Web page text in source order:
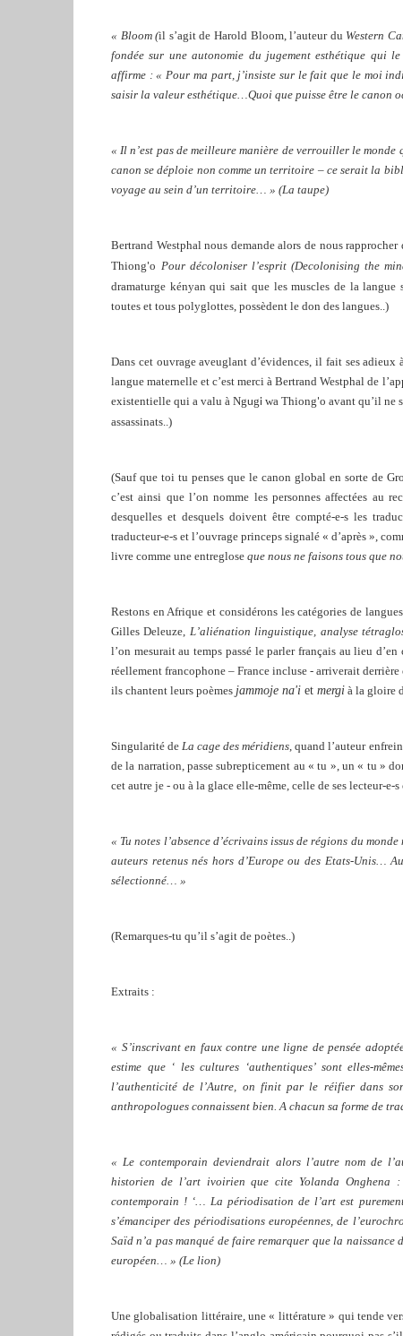
« Bloom (il s’agit de Harold Bloom, l’auteur du Western
fondée sur une autonomie du jugement esthétique qui
affirme : « Pour ma part, j’insiste sur le fait que le moi
saisir la valeur esthétique…Quoi que puisse être le canon
« Il n’est pas de meilleure manière de verrouiller le
canon se déploie non comme un territoire – ce serait la
voyage au sein d’un territoire… » (La taupe)
Bertrand Westphal nous demande alors de nous
Thiong'o Pour décoloniser l’esprit (Decolonising the
dramaturge kényan qui sait que les muscles de la
toutes et tous polyglottes, possèdent le don des langues..)
Dans cet ouvrage aveuglant d’évidences, il fait ses
langue maternelle et c’est merci à Bertrand Westphal de
existentielle qui a valu àNgugi wa Thiong'o avant qu’il ne
assassinats..)
(Sauf que toi tu penses que le canon global en sorte de
c’est ainsi que l’on nomme les personnes affectées au
desquelles et desquels doivent être compté-e-s les
traducteur-e-s et l’ouvrage princeps signalé « d’après »,
livre comme une entreglose que nous ne faisons tous que
Restons en Afrique et considérons les catégories de
Gilles Deleuze, L’aliénation linguistique, analyse
l’on mesurait au temps passé le parler français au lieu
réellement francophone – France incluse - arriverait
ils chantent leurs poèmes jammoje na'i et mergi à la gloire
Singularité de La cage des méridiens , quand l’auteur
de la narration, passe subrepticement au « tu », un « tu »
cet autre je - ou à la glace elle-même, celle de ses lecteur-e-
« Tu notes l’absence d’écrivains issus de régions du
auteurs retenus nés hors d’Europe ou des Etats-Unis…
sélectionné… »
(Remarques-tu qu’il s’agit de poètes..)
Extraits :
« S’inscrivant en faux contre une ligne de pensée
estime que ‘ les cultures ‘authentiques’ sont elles-
l’authenticité de l’Autre, on finit par le réifier dans
anthropologues connaissent bien. A chacun sa forme de
« Le contemporain deviendrait alors l’autre nom de
historien de l’art ivoirien que cite Yolanda
contemporain ! ‘… La périodisation de l’art est
s’émanciper des périodisations européennes, de
Saïd n’a pas manqué de faire remarquer que la
européen… » (Le lion)
Une globalisation littéraire, une « littérature » qui tende